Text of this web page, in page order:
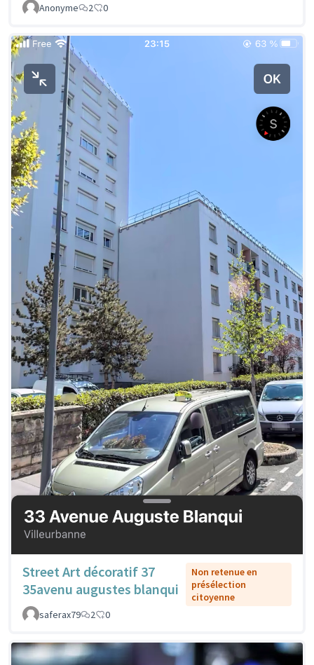
Anonyme 2 0
Street Art décoratif 37
35avenu augustes blanqui
Non retenue en
présélection
citoyenne
saferax79
2 0